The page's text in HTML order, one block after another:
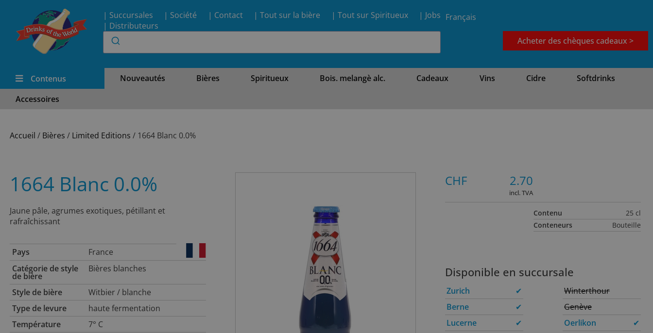
| Succursales | Société | Contact | Tout sur la bière | Tout sur Spiritueux
| Jobs
| Distributeurs
Français
Acheter des chèques cadeaux >
Contenus Nouveautés Bières Spiritueux Bois. melangè alc. Cadeaux Vins Cidre
Softdrinks
Accessoires
Accueil / Bières / Limited Editions / 1664 Blanc 0.0%
1664 Blanc 0.0%
Jaune pâle, agrumes exotiques, pétillant et
rafraîchissant
Pays
France
Catégorie de style
de bière
Bières blanches
Style de bière
Witbier / blanche
Type de levure
haute fermentation
Température
7° C
CHF 2.70
incl. TVA
Contenu
25 cl
Conteneurs
Bouteille
Disponible en succursale
Zurich
✔
Berne
✔
Lucerne
✔
Winterthour
Genève
Oerlikon
✔